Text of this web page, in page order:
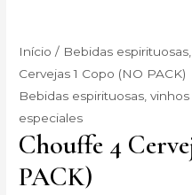
Início / Bebidas
Cervejas 1 Copo (NO PACK)
Bebidas espirituosas,
especiales
Chouffe 4
PACK)